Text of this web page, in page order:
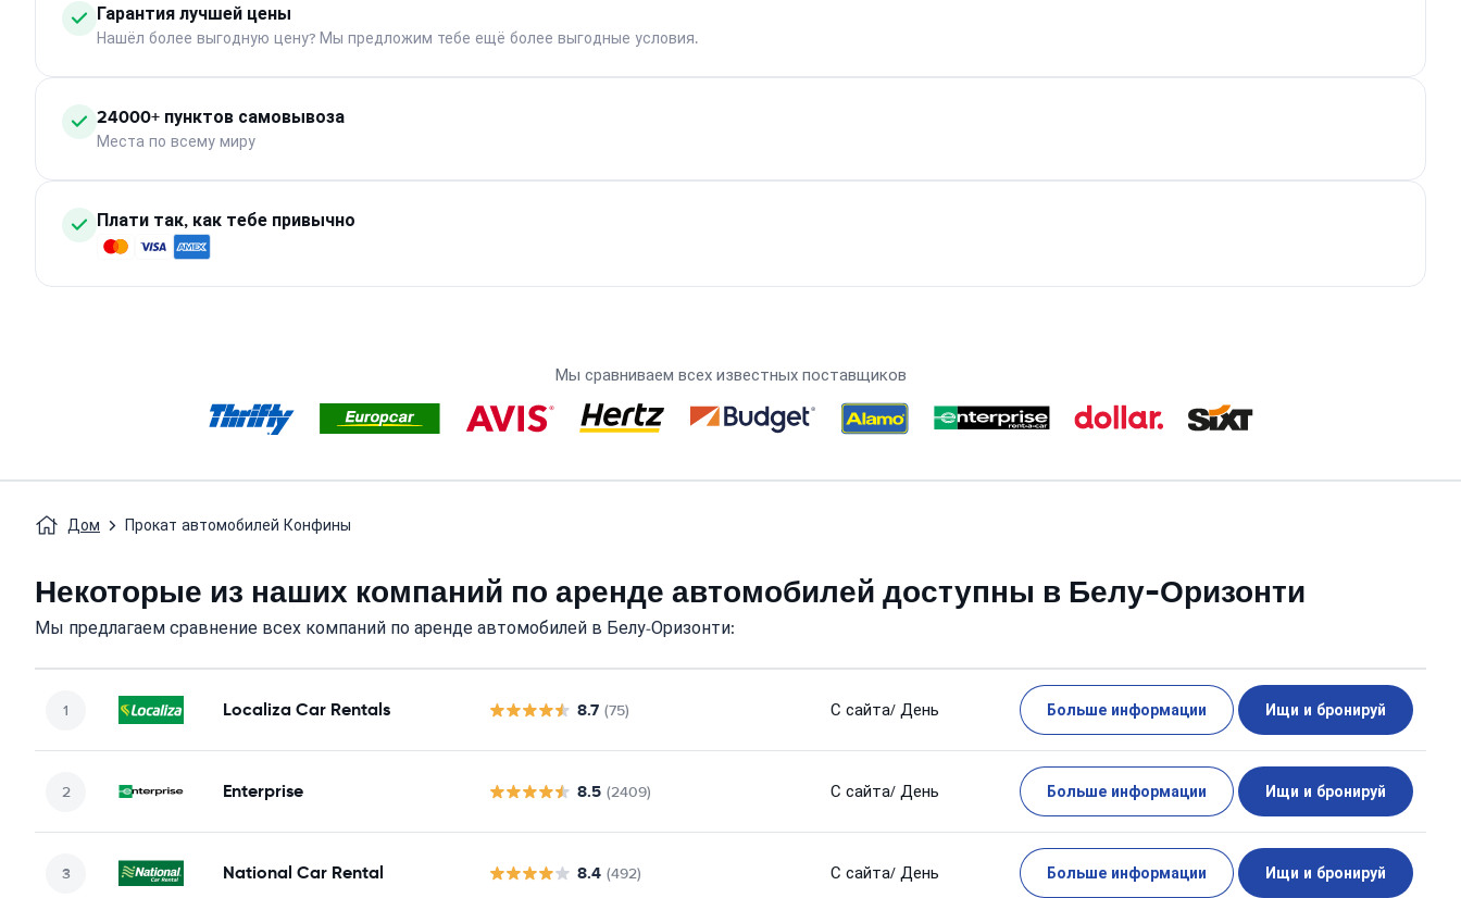
Гарантия лучшей цены
Нашёл более выгодную цену? Мы предложим тебе ещё более выгодные условия.
24000+ пунктов самовывоза
Места по всему миру
Плати так, как тебе привычно
Мы сравниваем всех известных поставщиков
Дом Прокат автомобилей Конфины
Некоторые из наших компаний по аренде автомобилей доступны в Белу-Оризонти
Мы предлагаем сравнение всех компаний по аренде автомобилей в Белу-Оризонти:
Localiza Car Rentals 8.7 (75) С сайта/ День Больше информации Ищи и бронируй
Enterprise 8.5 (2409) С сайта/ День Больше информации Ищи и бронируй
National Car Rental 8.4 (492) С сайта/ День Больше информации Ищи и бронируй